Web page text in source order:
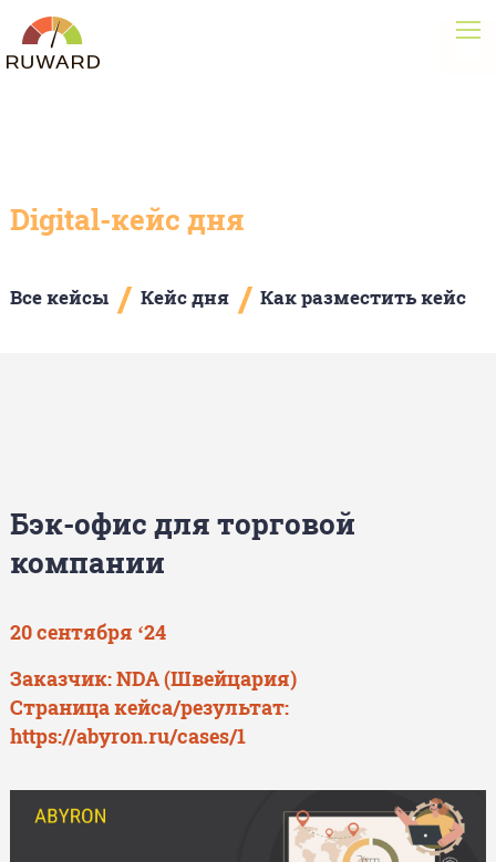
Digital-кейс дня
Все кейсы / Кейс дня / Как разместить кейс
Бэк-офис для торговой
компании
20 сентября ‘24
Заказчик: NDA (Швейцария)
Страница кейса/результат:
https://abyron.ru/cases/1